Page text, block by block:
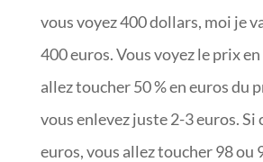
vous voyez 400 dollars, moi je
400 euros. Vous voyez le prix
allez toucher 50 % en euros du
vous enlevez juste 2-3 euros. Si
euros, vous allez toucher 98 ou